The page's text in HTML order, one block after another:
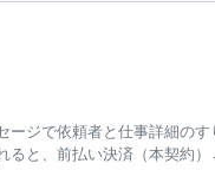
ージで依頼者と仕事詳細のす
ると、前払い決済（本契約